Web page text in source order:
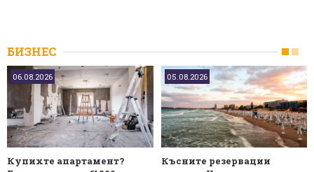
БИЗНЕС
06.08.2026
Купихте апартамент?
05.08.2026
Късните резервации